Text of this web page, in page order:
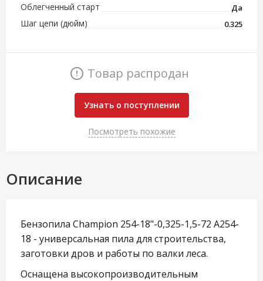
Облегченный старт Да
Шаг цепи (дюйм) 0.325
Товар распродан
Узнать о поступлении
Посмотреть похожие
Описание
Бензопила Champion 254-18"-0,325-1,5-72 A254-
18 - универсальная пила для строительства,
заготовки дров и работы по валки леса.
Оснащена высокопроизводительным